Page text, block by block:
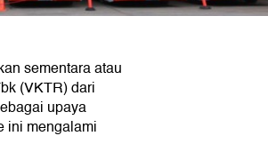
sementara atau
(VKTR) dari
upaya
ini mengalami